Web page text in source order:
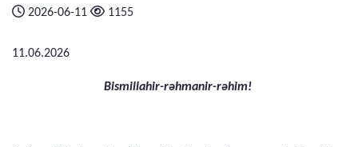
2026-06-11 1155
11.06.2026
Bismillahir-rəhmanir-rəhim!